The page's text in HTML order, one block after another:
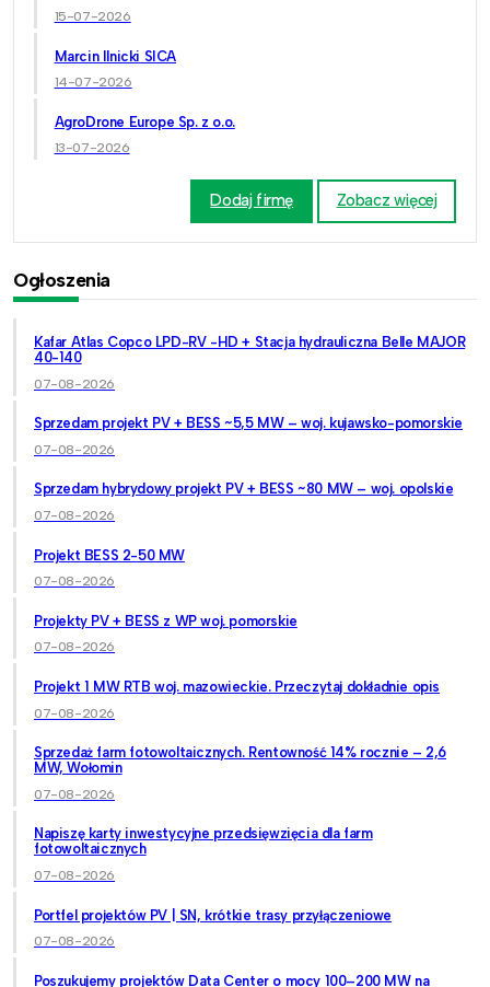
15-07-2026
Marcin Ilnicki SICA
14-07-2026
AgroDrone Europe Sp. z o.o.
13-07-2026
Dodaj firmę Zobacz więcej
Ogłoszenia
Kafar Atlas Copco LPD-RV -HD + Stacja hydrauliczna Belle MAJOR
40-140
07-08-2026
Sprzedam projekt PV + BESS ~5,5 MW – woj. kujawsko-pomorskie
07-08-2026
Sprzedam hybrydowy projekt PV + BESS ~80 MW – woj. opolskie
07-08-2026
Projekt BESS 2-50 MW
07-08-2026
Projekty PV + BESS z WP woj. pomorskie
07-08-2026
Projekt 1 MW RTB woj. mazowieckie. Przeczytaj dokładnie opis
07-08-2026
Sprzedaż farm fotowoltaicznych. Rentowność 14% rocznie – 2,6
MW, Wołomin
07-08-2026
Napiszę karty inwestycyjne przedsięwzięcia dla farm
fotowoltaicznych
07-08-2026
Portfel projektów PV | SN, krótkie trasy przyłączeniowe
07-08-2026
Poszukujemy projektów Data Center o mocy 100–200 MW na